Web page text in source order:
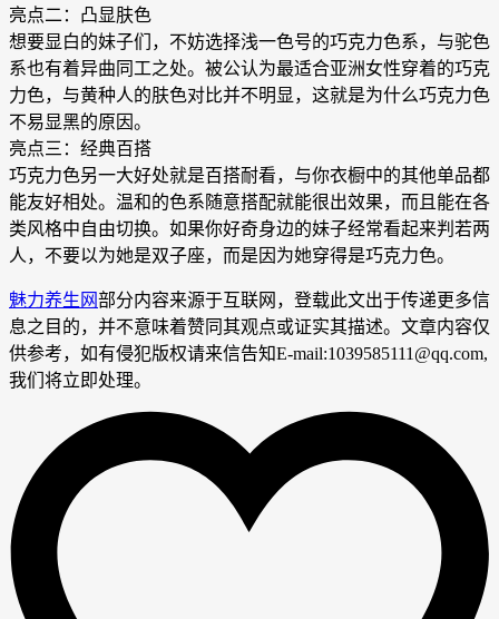
亮点二：凸显肤色
想要显白的妹子们，不妨选择浅一色号的巧克力色系，与驼色
系也有着异曲同工之处。被公认为最适合亚洲女性穿着的巧克
力色，与黄种人的肤色对比并不明显，这就是为什么巧克力色
不易显黑的原因。
亮点三：经典百搭
巧克力色另一大好处就是百搭耐看，与你衣橱中的其他单品都
能友好相处。温和的色系随意搭配就能很出效果，而且能在各
类风格中自由切换。如果你好奇身边的妹子经常看起来判若两
人，不要以为她是双子座，而是因为她穿得是巧克力色。
魅力养生网部分内容来源于互联网，登载此文出于传递更多信
息之目的，并不意味着赞同其观点或证实其描述。文章内容仅
供参考，如有侵犯版权请来信告知E-mail:1039585111@qq.com,
我们将立即处理。